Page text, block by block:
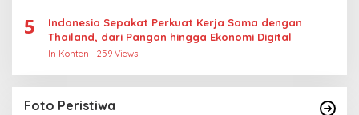
5
Indonesia Sepakat Perkuat Kerja Sama dengan
Thailand, dari Pangan hingga Ekonomi Digital
In Konten 259 Views
Foto Peristiwa